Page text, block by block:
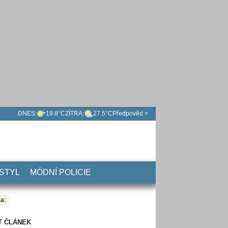
DNES: 19.8°CZÍTRA: 27.5°C Předpověd >
MÓDNÍ POLICIE
ČLÁNEK